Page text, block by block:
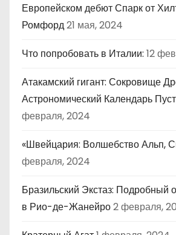
Европейском дебют Спарк от
Ромфорд21 мая, 2024
Что попробовать в Италии: 12
Атакамский гигант: Сокровище
Астрономический Календарь
февраля, 2024
«Швейцария: Волшебство Альп,
февраля, 2024
Бразильский Экстаз: Подробный
в Рио-де-Жанейро2 февраля,